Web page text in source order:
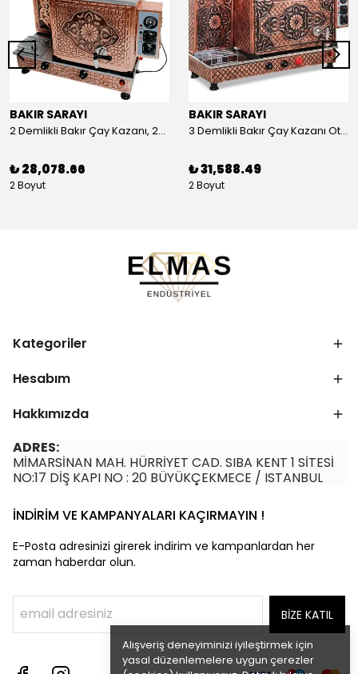
Alışveriş deneyiminizi iyileştirmek için
yasal düzenlemelere uygun çerezler
BAKIR SARAYI
2 Demlikli Bakır Çay Kazanı, 25 Litre
₺ 28,078.66
2 Boyut
BAKIR SARAYI
3 Demlikli Bakır Çay Kazanı Otomatik, 30 Litre
₺ 31,588.49
2 Boyut
Kategoriler
Hesabım
Hakkımızda
ADRES:
MİMARSİNAN MAH. HÜRRİYET CAD. SIBA KENT 1 SİTESİ
NO:17 DİŞ KAPI NO : 20 BÜYÜKÇEKMECE / ISTANBUL
İNDİRİM VE KAMPANYALARI KAÇIRMAYIN !
E-Posta adresinizi girerek indirim ve kampanlardan her
zaman haberdar olun.
BİZE KATIL